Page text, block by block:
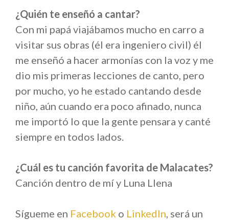
¿Quién te enseñó a cantar?
Con mi papá viajábamos mucho en carro a
visitar sus obras (él era ingeniero civil) él
me enseñó a hacer armonías con la voz y me
dio mis primeras lecciones de canto, pero
por mucho, yo he estado cantando desde
niño, aún cuando era poco afinado, nunca
me importó lo que la gente pensara y canté
siempre en todos lados.
¿Cuál es tu canción favorita de Malacates?
Canción dentro de mí y Luna Llena
Sígueme en Facebook o LinkedIn , será un